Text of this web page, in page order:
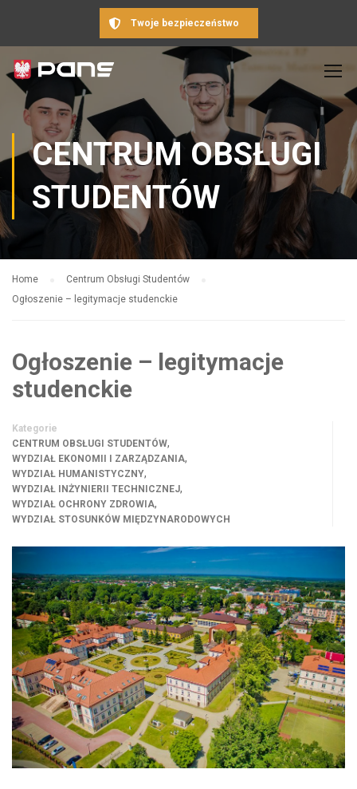
Twoje bezpieczeństwo
CENTRUM OBSŁUGI
STUDENTÓW
Home
Centrum Obsługi Studentów
Ogłoszenie – legitymacje studenckie
Ogłoszenie – legitymacje
studenckie
Kategorie
CENTRUM OBSŁUGI STUDENTÓW,
WYDZIAŁ EKONOMII I ZARZĄDZANIA,
WYDZIAŁ HUMANISTYCZNY,
WYDZIAŁ INŻYNIERII TECHNICZNEJ,
WYDZIAŁ OCHRONY ZDROWIA,
WYDZIAŁ STOSUNKÓW MIĘDZYNARODOWYCH